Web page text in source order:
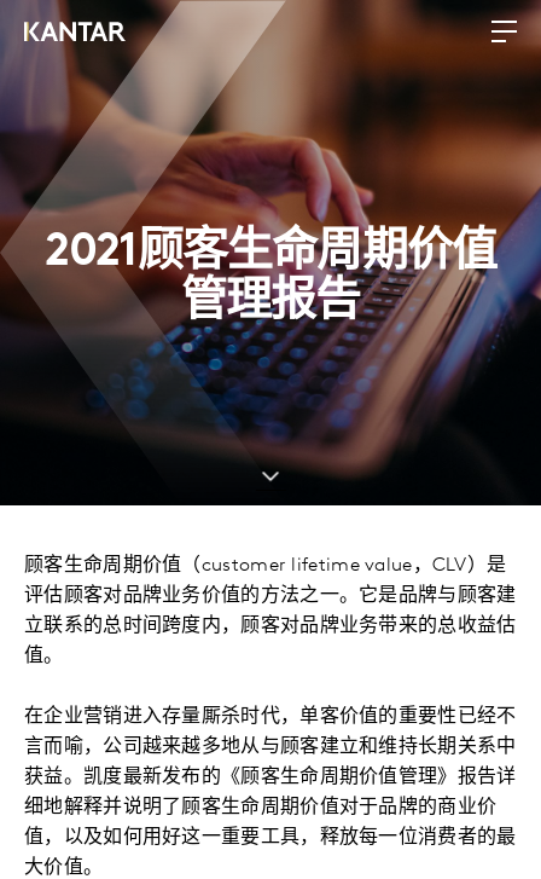
2021顾客生命周期价值
管理报告
顾客生命周期价值（customer lifetime value，CLV）是
评估顾客对品牌业务价值的方法之一。它是品牌与顾客建
立联系的总时间跨度内，顾客对品牌业务带来的总收益估
值。
在企业营销进入存量厮杀时代，单客价值的重要性已经不
言而喻，公司越来越多地从与顾客建立和维持长期关系中
获益。凯度最新发布的《顾客生命周期价值管理》报告详
细地解释并说明了顾客生命周期价值对于品牌的商业价
值，以及如何用好这一重要工具，释放每一位消费者的最
大价值。